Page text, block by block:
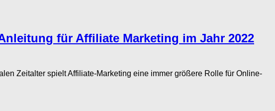
für Affiliate Marketing im Jahr 2022
Zeitalter spielt Affiliate-Marketing eine immer größere Rolle für Online-